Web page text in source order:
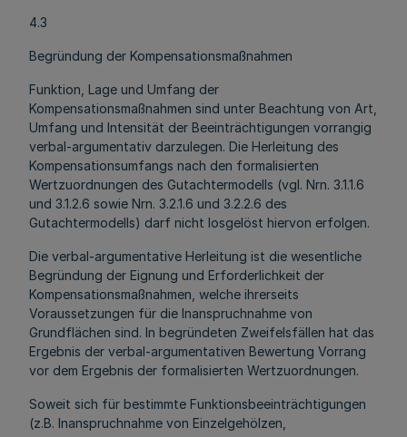
4.3
Begründung der Kompensationsmaßnahmen
Funktion, Lage und Umfang der
Kompensationsmaßnahmen sind unter Beachtung von Art,
Umfang und Intensität der Beeinträchtigungen vorrangig
verbal-argumentativ darzulegen. Die Herleitung des
Kompensationsumfangs nach den formalisierten
Wertzuordnungen des Gutachtermodells (vgl. Nrn. 3.1.1.6
und 3.1.2.6 sowie Nrn. 3.2.1.6 und 3.2.2.6 des
Gutachtermodells) darf nicht losgelöst hiervon erfolgen.
Die verbal-argumentative Herleitung ist die wesentliche
Begründung der Eignung und Erforderlichkeit der
Kompensationsmaßnahmen, welche ihrerseits
Voraussetzungen für die Inanspruchnahme von
Grundflächen sind. In begründeten Zweifelsfällen hat das
Ergebnis der verbal-argumentativen Bewertung Vorrang
vor dem Ergebnis der formalisierten Wertzuordnungen.
Soweit sich für bestimmte Funktionsbeeinträchtigungen
(z.B. Inanspruchnahme von Einzelgehölzen,